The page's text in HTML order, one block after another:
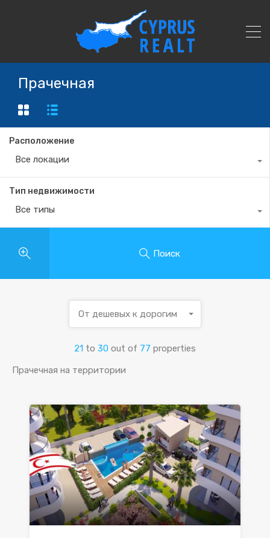
Прачечная
Расположение
Все локации
Тип недвижимости
Все типы
Поиск
21 to 30 out of 77 properties
От дешевых к дорогим
Прачечная на территории